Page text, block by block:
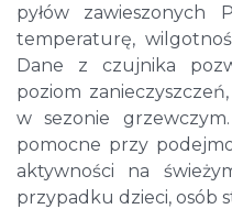
pyłów
temperaturę,
Dane z czujnika
poziom
w sezonie
pomocne przy
aktywności na
przypadku dzieci, osób